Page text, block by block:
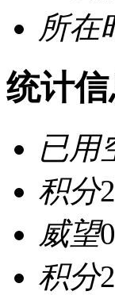
所在
统计
已用
积分2
威望0
积分2